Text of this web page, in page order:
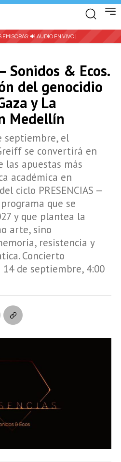
EMISORAS: 🔊 AUDIO EN VIVO |
Sonidos & Ecos.
del genocidio
y La
Medellín
septiembre, el
se convertirá en
las apuestas más
académica en
ciclo PRESENCIAS —
que se
y que plantea la
arte, sino
resistencia y
Concierto
de septiembre, 4:00